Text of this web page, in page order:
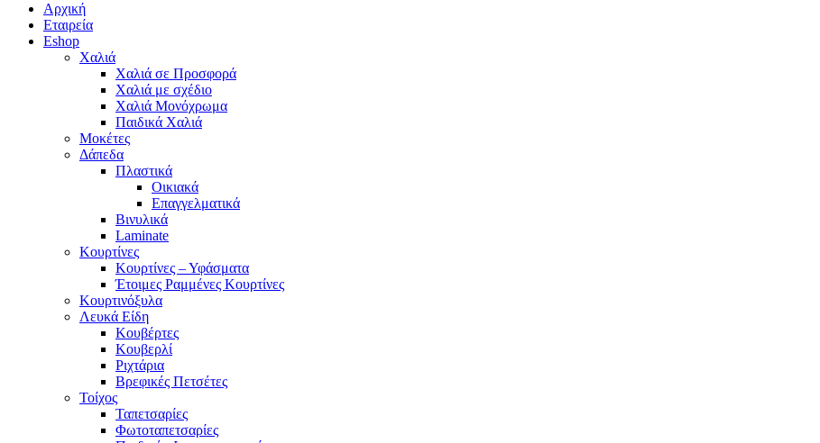
Αρχική
Εταιρεία
Eshop
Χαλιά
Χαλιά σε Προσφορά
Χαλιά με σχέδιο
Χαλιά Μονόχρωμα
Παιδικά Χαλιά
Μοκέτες
Δάπεδα
Πλαστικά
Οικιακά
Επαγγελματικά
Βινυλικά
Laminate
Κουρτίνες
Κουρτίνες – Υφάσματα
Έτοιμες Ραμμένες Κουρτίνες
Κουρτινόξυλα
Λευκά Είδη
Κουβέρτες
Κουβερλί
Ριχτάρια
Βρεφικές Πετσέτες
Τοίχος
Ταπετσαρίες
Φωτοταπετσαρίες